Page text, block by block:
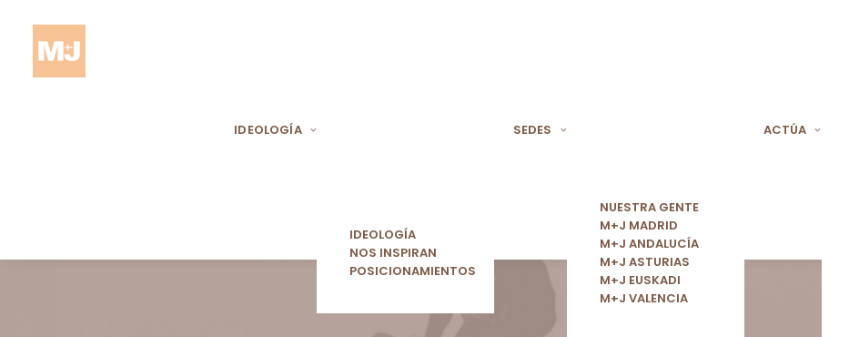
IDEOLOGÍA
IDEOLOGÍA
NOS INSPIRAN
POSICIONAMIENTOS
SEDES
NUESTRA GENTE
M+J MADRID
M+J ANDALUCÍA
M+J ASTURIAS
M+J EUSKADI
M+J VALENCIA
ACTÚA